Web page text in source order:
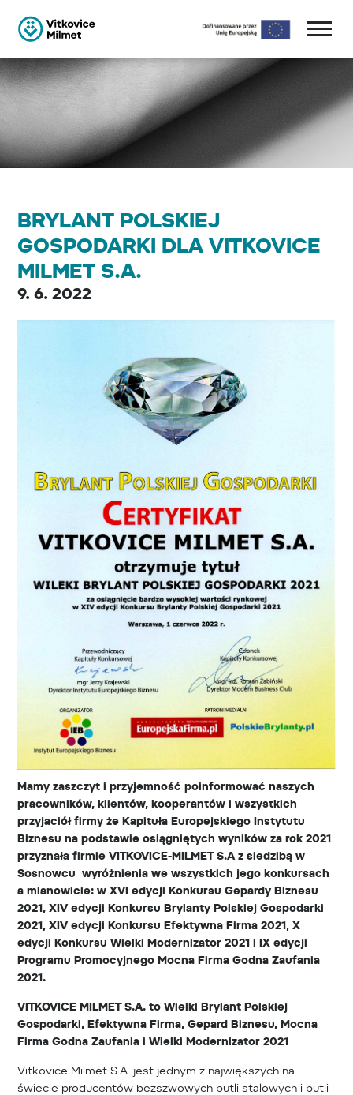
BRYLANT POLSKIEJ
GOSPODARKI DLA VITKOVICE
MILMET S.A.
9. 6. 2022
Mamy zaszczyt i przyjemność poinformować naszych
pracowników, klientów, kooperantów i wszystkich
przyjaciół firmy że Kapituła Europejskiego Instytutu
Biznesu na podstawie osiągniętych wyników za rok 2021
przyznała firmie VITKOVICE-MILMET S.A z siedzibą w
Sosnowcu wyróżnienia we wszystkich jego konkursach
a mianowicie: w XVI edycji Konkursu Gepardy Biznesu
2021, XIV edycji Konkursu Brylanty Polskiej Gospodarki
2021, XIV edycji Konkursu Efektywna Firma 2021, X
edycji Konkursu Wielki Modernizator 2021 i IX edycji
Programu Promocyjnego Mocna Firma Godna Zaufania
2021.
VITKOVICE MILMET S.A. to Wielki Brylant Polskiej
Gospodarki, Efektywna Firma, Gepard Biznesu, Mocna
Firma Godna Zaufania i Wielki Modernizator 2021
Vitkovice Milmet S.A. jest jednym z największych na
świecie producentów bezszwowych butli stalowych i butli